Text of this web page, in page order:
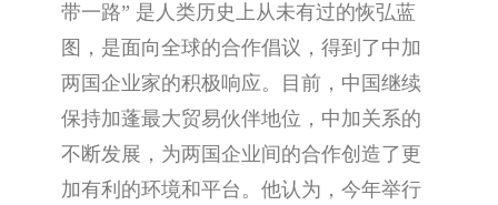
带一路” 是人类历史上从未有过的恢弘蓝
图，是面向全球的合作倡议，得到了中加
两国企业家的积极响应。目前，中国继续
保持加蓬最大贸易伙伴地位，中加关系的
不断发展，为两国企业间的合作创造了更
加有利的环境和平台。他认为，今年举行